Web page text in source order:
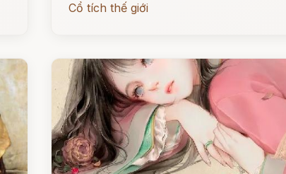
Cổ tích thế giới